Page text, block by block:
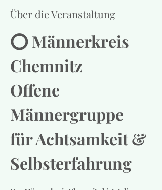
Über die Veranstaltung
⭕️ Männerkreis
Chemnitz
Offene
Männergruppe
für Achtsamkeit &
Selbsterfahrung